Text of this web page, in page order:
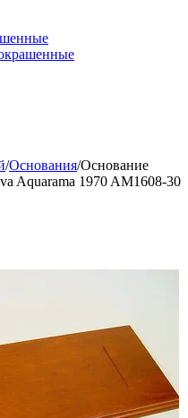
/Основания/Основание
Aquarama 1970 AM1608-30